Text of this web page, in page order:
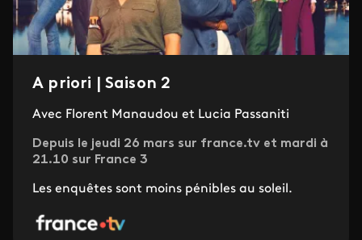
A priori | Saison 2
Avec Florent Manaudou et Lucia Passaniti
Depuis le jeudi 26 mars sur france.tv et mardi à
21.10 sur France 3
Les enquêtes sont moins pénibles au soleil.